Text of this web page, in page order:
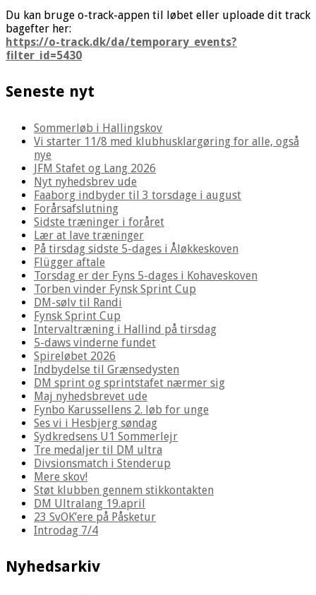
Du kan bruge o-track-appen til løbet eller uploade dit track
bagefter her:
https://o-track.dk/da/temporary_events?
filter_id=5430
Seneste nyt
Sommerløb i Hallingskov
Vi starter 11/8 med klubhusklargøring for alle, også
nye
JFM Stafet og Lang 2026
Nyt nyhedsbrev ude
Faaborg indbyder til 3 torsdage i august
Forårsafslutning
Sidste træninger i foråret
Lær at lave træninger
På tirsdag sidste 5-dages i Åløkkeskoven
Flügger aftale
Torsdag er der Fyns 5-dages i Kohaveskoven
Torben vinder Fynsk Sprint Cup
DM-sølv til Randi
Fynsk Sprint Cup
Intervaltræning i Hallind på tirsdag
5-daws vinderne fundet
Spireløbet 2026
Indbydelse til Grænsedysten
DM sprint og sprintstafet nærmer sig
Maj nyhedsbrevet ude
Fynbo Karussellens 2. løb for unge
Ses vi i Hesbjerg søndag
Sydkredsens U1 Sommerlejr
Tre medaljer til DM ultra
Divsionsmatch i Stenderup
Mere skov!
Støt klubben gennem stikkontakten
DM Ultralang 19.april
23 SvOK’ere på Påsketur
Introdag 7/4
Nyhedsarkiv